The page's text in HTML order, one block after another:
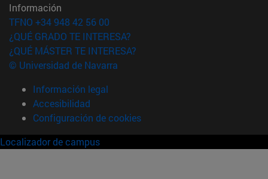
Información
TFNO +34 948 42 56 00
¿QUÉ GRADO TE INTERESA?
¿QUÉ MÁSTER TE INTERESA?
© Universidad de Navarra
Información legal
Accesibilidad
Configuración de cookies
Localizador de campus